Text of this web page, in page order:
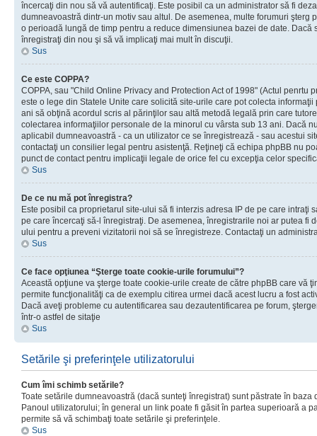
încercaţi din nou să vă autentificaţi. Este posibil ca un administrator să fi
dumneavoastră dintr-un motiv sau altul. De asemenea, multe forumuri şterg
o perioadă lungă de timp pentru a reduce dimensiunea bazei de date. Dacă
înregistraţi din nou şi să vă implicaţi mai mult în discuţii.
Sus
Ce este COPPA?
COPPA, sau "Child Online Privacy and Protection Act of 1998" (Actul penrtu
este o lege din Statele Unite care solicită site-urile care pot colecta
ani să obţină acordul scris al părinţilor sau altă metodă legală prin care
colectarea informaţiilor personale de la minorul cu vârsta sub 13 ani. Dacă
aplicabil dumneavoastră - ca un utilizator ce se înregistrează - sau acestui
contactaţi un consilier legal pentru asistenţă. Reţineţi că echipa phpBB nu
punct de contact pentru implicaţii legale de orice fel cu excepţia celor
Sus
De ce nu mă pot înregistra?
Este posibil ca proprietarul site-ului să fi interzis adresa IP de pe care intraţi
pe care încercaţi să-l înregistraţi. De asemenea, înregistrarile noi ar putea fi
ului pentru a preveni vizitatorii noi să se înregistreze. Contactaţi un
Sus
Ce face opţiunea “Şterge toate cookie-urile forumului”?
Această opţiune va şterge toate cookie-urile create de către phpBB care vă
permite funcţionalităţi ca de exemplu citirea urmei dacă acest lucru a fost
Dacă aveţi probleme cu autentificarea sau dezautentificarea pe forum,
într-o astfel de sitaţie
Sus
Setările şi preferinţele utilizatorului
Cum îmi schimb setările?
Toate setările dumneavoastră (dacă sunteţi înregistrat) sunt păstrate în baza
Panoul utilizatorului; în general un link poate fi găsit în partea superioară a
permite să vă schimbaţi toate setările şi preferinţele.
Sus